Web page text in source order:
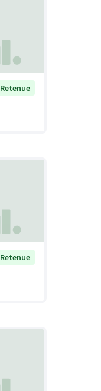
Retenue
Retenue